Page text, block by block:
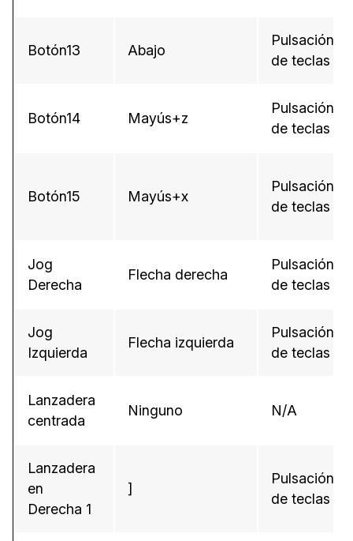
Botón13 Abajo
Pulsación
de teclas
Botón14 Mayús+z
Pulsación
de teclas
Botón15 Mayús+x
Pulsación
de teclas
Jog
Derecha
Flecha derecha
Pulsación
de teclas
Jog
Izquierda
Flecha izquierda
Pulsación
de teclas
Lanzadera
centrada
Ninguno N/A
Lanzadera
en
Derecha 1
]
Pulsación
de teclas